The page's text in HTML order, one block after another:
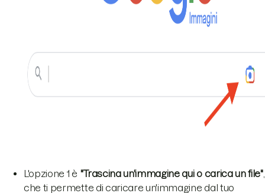
L'opzione 1 è "Trascina un'immagine qui o carica un file",
che ti permette di caricare un'immagine dal tuo